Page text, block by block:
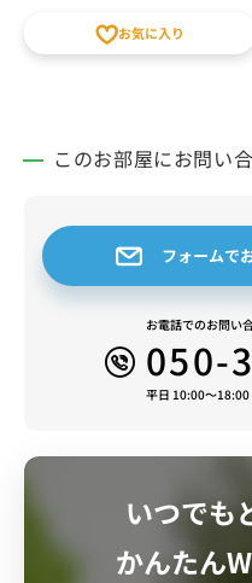
お気に入り
このお部屋にお問い
フォームで
お電話でのお問い
050-
平日 10:00～
いつでも
かんたん